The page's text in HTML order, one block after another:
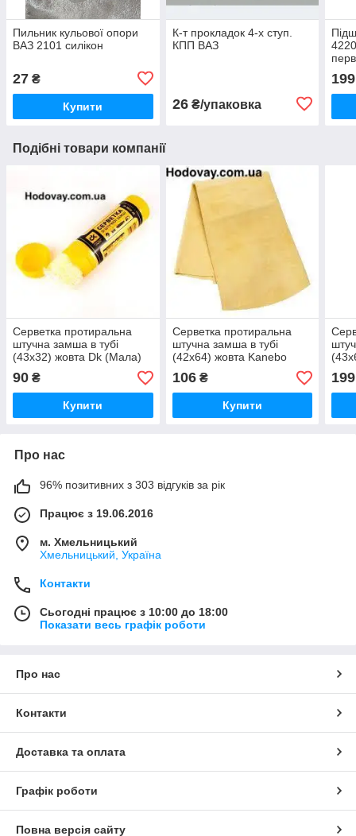
Пильник кульової опори
ВАЗ 2101 силікон
27 ₴
Купити
К-т прокладок 4-х ступ.
КПП ВАЗ
26₴/упаковка
199
Подібні товари компанії
Cерветка протиральна
штучна замша в тубі
(43х32) жовта Dk (Мала)
90 ₴
Купити
Cерветка протиральна
штучна замша в тубі
(42х64) жовта Kanebo
106₴
Купити
199
Про нас
96% позитивних з 303 відгуків за рік
Працює з 19.06.2016
м. Хмельницький
Хмельницький, Україна
Контакти
Сьогодні працює з 10:00 до 18:00
Показати весь графік роботи
Про нас
Контакти
Доставка та оплата
Графік роботи
Повна версія сайту